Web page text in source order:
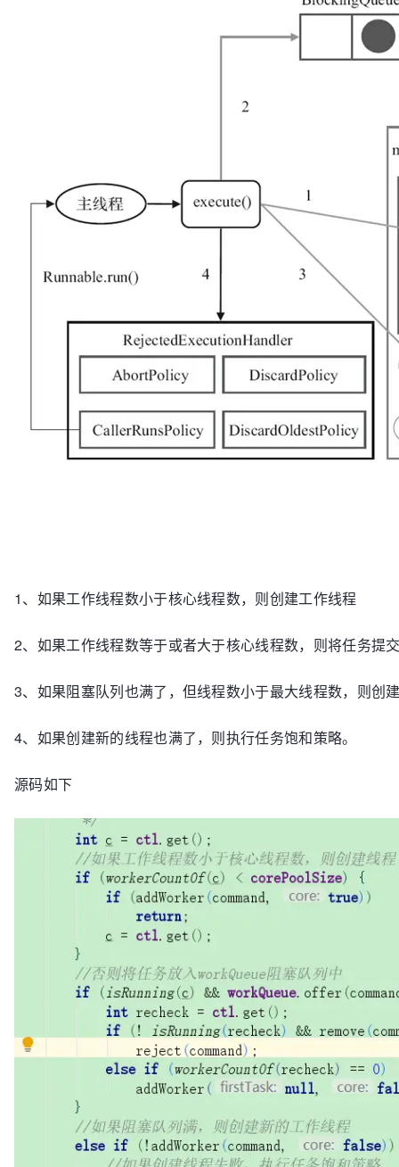
1、如果工作线程数小于核心线程数，则创建工作线程
2、如果工作线程数等于或者大于核心线程数，则将任务提
3、如果阻塞队列也满了，但线程数小于最大线程数，则创
4、如果创建新的线程也满了，则执行任务饱和策略。
源码如下